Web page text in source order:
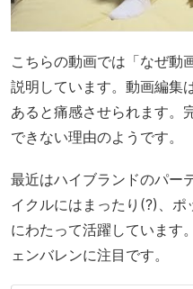
こちらの動画では「なぜ動
説明しています。動画編集
あると痛感させられます。
できない理由のようです。
最近はハイブランドのパー
イクルにはまったり(?)、
にわたって活躍しています
ェンバレンに注目です。